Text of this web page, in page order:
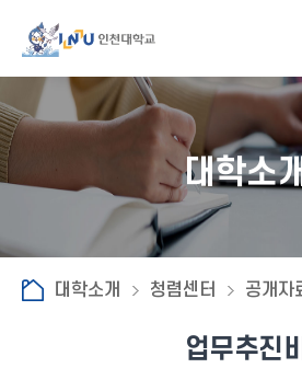
대학소
대학소개 청렴센터 공개자
업무추진비